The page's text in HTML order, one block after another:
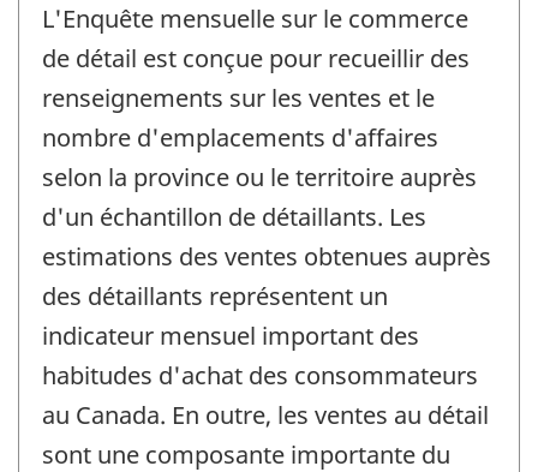
L'Enquête mensuelle sur le commerce
de détail est conçue pour recueillir des
renseignements sur les ventes et le
nombre d'emplacements d'affaires
selon la province ou le territoire auprès
d'un échantillon de détaillants. Les
estimations des ventes obtenues auprès
des détaillants représentent un
indicateur mensuel important des
habitudes d'achat des consommateurs
au Canada. En outre, les ventes au détail
sont une composante importante du